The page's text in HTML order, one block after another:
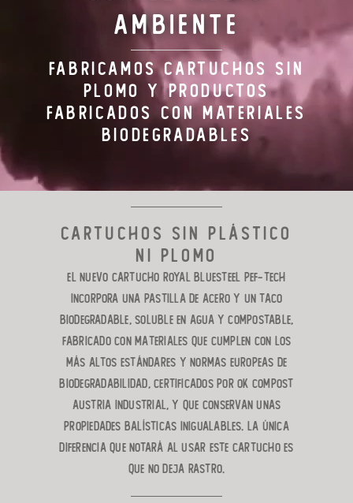
CARTUCHOS DE TIRO
FABRICACIÓN
CONTACTO
AMBIENTE
FABRICAMOS CARTUCHOS SIN
PLOMO Y PRODUCTOS
FABRICADOS CON MATERIALES
BIODEGRADABLES
Cartuchos sin plástico
ni plomo
El nuevo cartucho Royal Bluesteel Pef-Tech
incorpora una pastilla de acero y un taco
biodegradable, soluble en agua y compostable,
fabricado con materiales que cumplen con los
más altos estándares y normas europeas de
biodegradabilidad, certificados por OK Compost
Austria Industrial, y que conservan unas
propiedades balísticas inigualables. La única
diferencia que notará al usar este cartucho es
que no deja rastro.